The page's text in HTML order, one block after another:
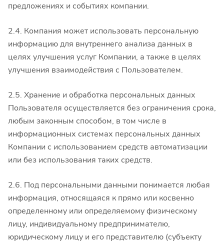
предложениях и событиях компании.
2.4. Компания может использовать персональную
информацию для внутреннего анализа данных в
целях улучшения услуг Компании, а также в целях
улучшения взаимодействия с Пользователем.
2.5. Хранение и обработка персональных данных
Пользователя осуществляется без ограничения срока,
любым законным способом, в том числе в
информационных системах персональных данных
Компании с использованием средств автоматизации
или без использования таких средств.
2.6. Под персональными данными понимается любая
информация, относящаяся к прямо или косвенно
определенному или определяемому физическому
лицу, индивидуальному предпринимателю,
юридическому лицу и его представителю (субъекту